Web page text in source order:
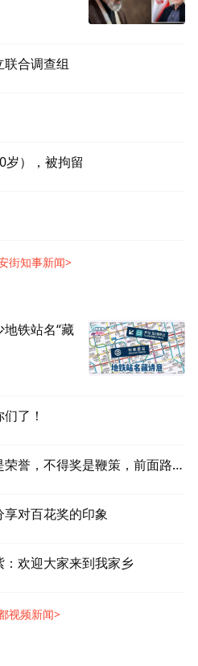
合调查组
岁），被拘留
街知事新闻>
铁站名“藏
了！
唐国强亮相百花奖：得奖是荣誉，不得奖是鞭策，前面路还长，加油干！
对百花奖的印象
欢迎大家来到我家乡
视频新闻>